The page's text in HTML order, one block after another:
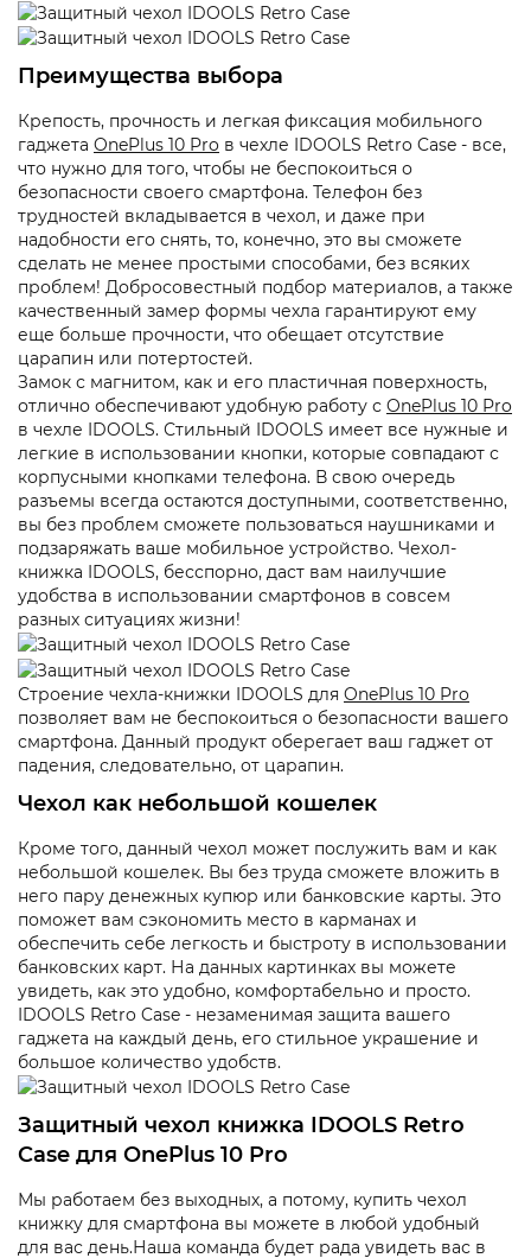
Преимущества выбора
Крепость, прочность и легкая фиксация мобильного
гаджета OnePlus 10 Pro в чехле IDOOLS Retro Case - все,
что нужно для того, чтобы не беспокоиться о
безопасности своего смартфона. Телефон без
трудностей вкладывается в чехол, и даже при
надобности его снять, то, конечно, это вы сможете
сделать не менее простыми способами, без всяких
проблем! Добросовестный подбор материалов, а также
качественный замер формы чехла гарантируют ему
еще больше прочности, что обещает отсутствие
царапин или потертостей.
Замок с магнитом, как и его пластичная поверхность,
отлично обеспечивают удобную работу с OnePlus 10 Pro
в чехле IDOOLS. Стильный IDOOLS имеет все нужные и
легкие в использовании кнопки, которые совпадают с
корпусными кнопками телефона. В свою очередь
разъемы всегда остаются доступными, соответственно,
вы без проблем сможете пользоваться наушниками и
подзаряжать ваше мобильное устройство. Чехол-
книжка IDOOLS, бесспорно, даст вам наилучшие
удобства в использовании смартфонов в совсем
разных ситуациях жизни!
Строение чехла-книжки IDOOLS для OnePlus 10 Pro
позволяет вам не беспокоиться о безопасности вашего
смартфона. Данный продукт оберегает ваш гаджет от
падения, следовательно, от царапин.
Чехол как небольшой кошелек
Кроме того, данный чехол может послужить вам и как
небольшой кошелек. Вы без труда сможете вложить в
него пару денежных купюр или банковские карты. Это
поможет вам сэкономить место в карманах и
обеспечить себе легкость и быстроту в использовании
банковских карт. На данных картинках вы можете
увидеть, как это удобно, комфортабельно и просто.
IDOOLS Retro Case - незаменимая защита вашего
гаджета на каждый день, его стильное украшение и
большое количество удобств.
Защитный чехол книжка IDOOLS Retro
Case для OnePlus 10 Pro
Мы работаем без выходных, а потому, купить чехол
книжку для смартфона вы можете в любой удобный
для вас день.Наша команда будет рада увидеть вас в